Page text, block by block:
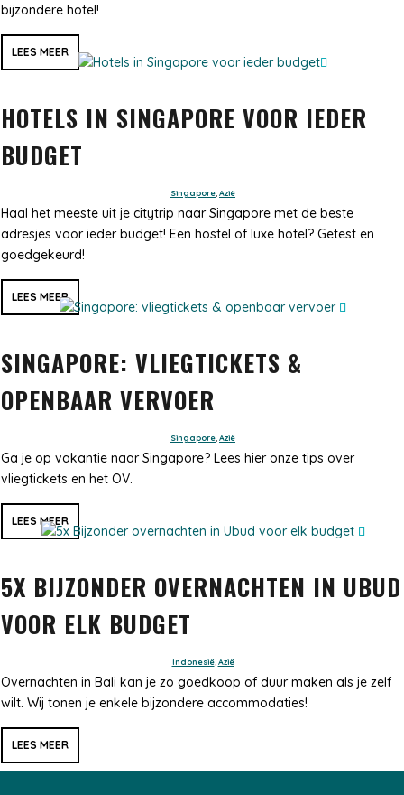
bijzondere hotel!
LEES MEER
HOTELS IN SINGAPORE VOOR IEDER
BUDGET
Singapore Azië
Haal het meeste uit je citytrip naar Singapore met de beste
adresjes voor ieder budget! Een hostel of luxe hotel? Getest en
goedgekeurd!
LEES MEER
SINGAPORE: VLIEGTICKETS &
OPENBAAR VERVOER
Singapore Azië
Ga je op vakantie naar Singapore? Lees hier onze tips over
vliegtickets en het OV.
LEES MEER
5X BIJZONDER OVERNACHTEN IN UBUD
VOOR ELK BUDGET
Indonesië, Azië
Overnachten in Bali kan je zo goedkoop of duur maken als je zelf
wilt. Wij tonen je enkele bijzondere accommodaties!
LEES MEER